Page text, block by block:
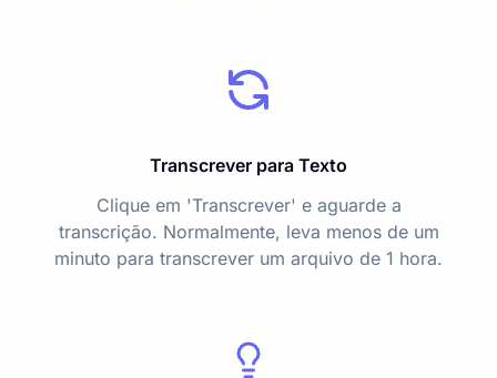
Transcrever para Texto
Clique em 'Transcrever' e aguarde a
transcrição. Normalmente, leva menos de um
minuto para transcrever um arquivo de 1 hora.